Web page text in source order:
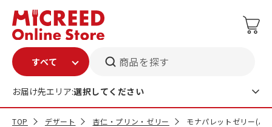
商品を探す
お届け先エリア:選択してください
TOP デザート 杏仁・プリン・ゼリー モナパレットゼリー(パ